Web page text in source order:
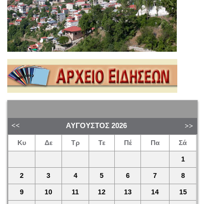
ΑΎΓΟΥΣΤΟΣ 2026
Κυ Δε Τρ Τε Πέ Πα Σά
1
2 3 4 5 6 7 8
9 10 11 12 13 14 15